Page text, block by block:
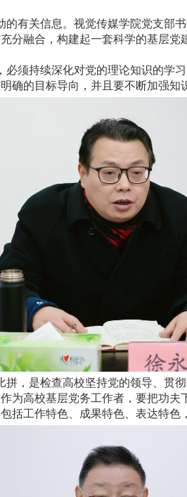
有关信息。视觉传媒学院党支部
分融合，构建起一套科学的基层
须持续深化对党的理论知识的学
确的目标导向，并且要不断加强知
，是检查高校坚持党的领导、贯
为高校基层党务工作者，要把功
工作特色、成果特色、表达特色